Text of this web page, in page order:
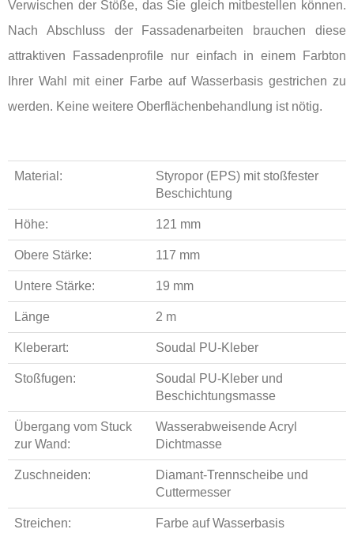
Verwischen der Stöße, das Sie gleich mitbestellen können.
Nach Abschluss der Fassadenarbeiten brauchen diese
attraktiven Fassadenprofile nur einfach in einem Farbton
Ihrer Wahl mit einer Farbe auf Wasserbasis gestrichen zu
werden. Keine weitere Oberflächenbehandlung ist nötig.
Material:
Styropor (EPS) mit stoßfester
Beschichtung
Höhe: 121 mm
Obere Stärke: 117 mm
Untere Stärke: 19 mm
Länge 2 m
Kleberart: Soudal PU-Kleber
Stoßfugen:
Soudal PU-Kleber und
Beschichtungsmasse
Übergang vom Stuck
zur Wand:
Wasserabweisende Acryl
Dichtmasse
Zuschneiden:
Diamant-Trennscheibe und
Cuttermesser
Streichen:
Farbe auf Wasserbasis